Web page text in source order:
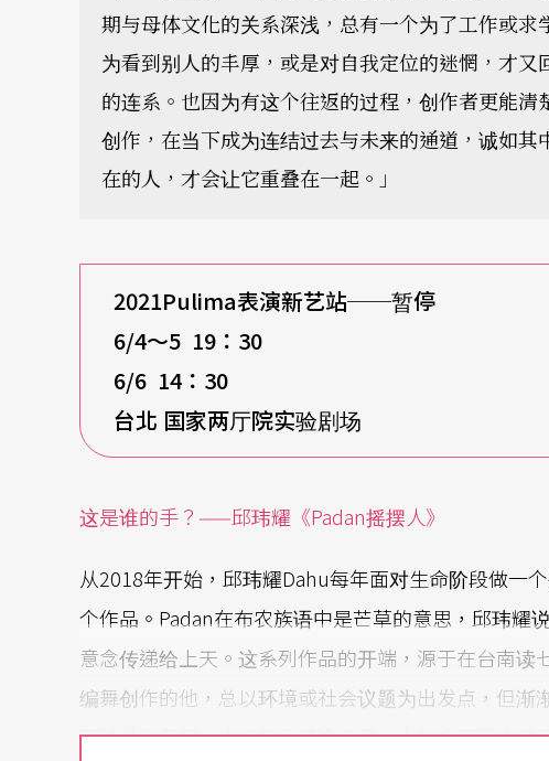
期与母体文化的关系深浅，总有一个为了工作或
为看到别人的丰厚，或是对自我定位的迷惘，才
的连系。也因为有这个往返的过程，创作者更能
创作，在当下成为连结过去与未来的通道，诚如
在的人，才会让它重叠在一起。」
2021Pulima表演新艺站──暂停
6/4～5 19：30
6/6 14 ：30
台北 国家两厅院实验剧场
这是谁的手？——邱玮耀《Padan摇摆人》
从2018年开始，邱玮耀Dahu每年面对生命阶段做一
个作品。Padan在布农族语中是芒草的意思，邱玮耀
意念传递给上天。这系列作品的开端，源于在台南
编舞创作的他，总以环境或社会议题为出发点，但渐
无法从作品里，去追问我是谁？舞台上的这双手来自